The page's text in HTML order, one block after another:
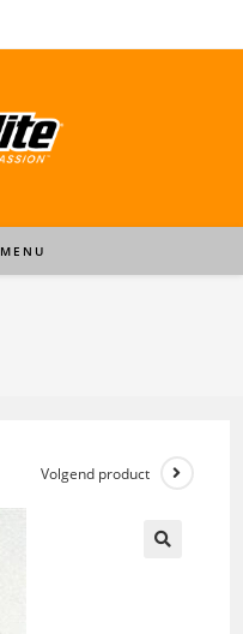
MENU
Volgend product